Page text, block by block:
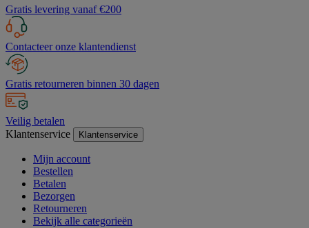
Gratis levering vanaf €200
Contacteer onze klantendienst
Gratis retourneren binnen 30 dagen
Veilig betalen
Klantenservice
Klantenservice
Mijn account
Bestellen
Betalen
Bezorgen
Retourneren
Bekijk alle categorieën